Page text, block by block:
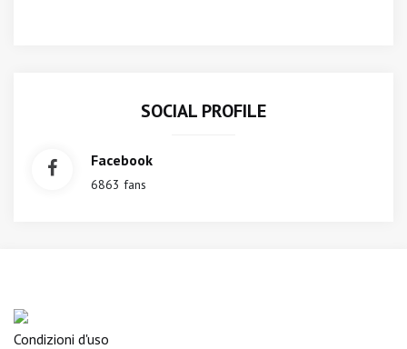
SOCIAL PROFILE
Facebook
6863 fans
Condizioni d'uso